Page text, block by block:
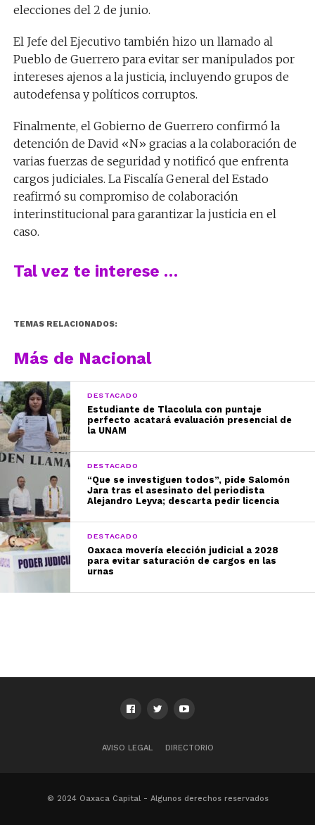
elecciones del 2 de junio.
El Jefe del Ejecutivo también hizo un llamado al
Pueblo de Guerrero para evitar ser manipulados por
intereses ajenos a la justicia, incluyendo grupos de
autodefensa y políticos corruptos.
Finalmente, el Gobierno de Guerrero confirmó la
detención de David «N» gracias a la colaboración de
varias fuerzas de seguridad y notificó que enfrenta
cargos judiciales. La Fiscalía General del Estado
reafirmó su compromiso de colaboración
interinstitucional para garantizar la justicia en el
caso.
Tal vez te interese …
TEMAS RELACIONADOS:
Más de Nacional
DESTACADO
Estudiante de Tlacolula con puntaje
perfecto acatará evaluación presencial de
la UNAM
DESTACADO
“Que se investiguen todos”, pide Salomón
Jara tras el asesinato del periodista
Alejandro Leyva; descarta pedir licencia
DESTACADO
Oaxaca movería elección judicial a 2028
para evitar saturación de cargos en las
urnas
AVISO LEGAL DIRECTORIO
© 2024 Oaxaca Capital - Algunos derechos reservados